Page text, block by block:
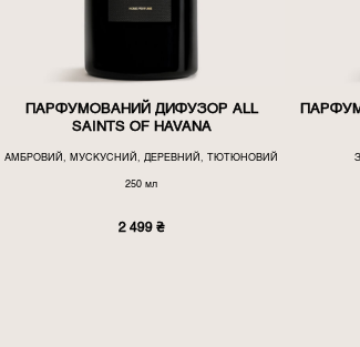
ПАРФУМОВАНИЙ ДИФУЗОР ALL
SAINTS OF HAVANA
АМБРОВИЙ, МУСКУСНИЙ, ДЕРЕВНИЙ, ТЮТЮНОВИЙ
250 мл
2 499 ₴